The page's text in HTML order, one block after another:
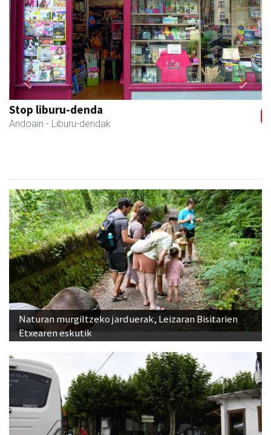
Stop liburu-denda
Andoain - Liburu-dendak
Previous Next
Naturan murgiltzeko jarduerak, Leizaran Bisitarien
Etxearen eskutik